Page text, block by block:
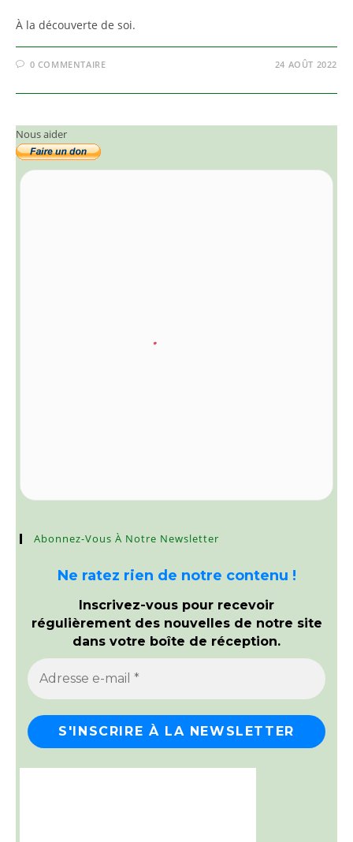
À la découverte de soi.
0 COMMENTAIRE 24 AOÛT 2022
Nous aider
Abonnez-Vous À Notre Newsletter
Ne ratez rien de notre contenu !
Inscrivez-vous pour recevoir
régulièrement des nouvelles de notre site
dans votre boîte de réception.